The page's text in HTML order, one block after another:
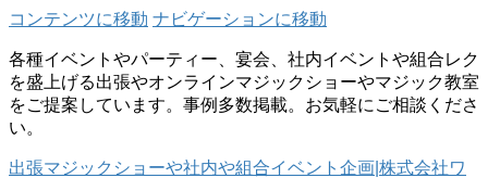
コンテンツに移動 ナビゲーションに移動
各種イベントやパーティー、宴会、社内イベントや組合レク
を盛上げる出張やオンラインマジックショーやマジック教室
をご提案しています。事例多数掲載。お気軽にご相談くださ
い。
出張マジックショーや社内や組合イベント企画|株式会社ワ